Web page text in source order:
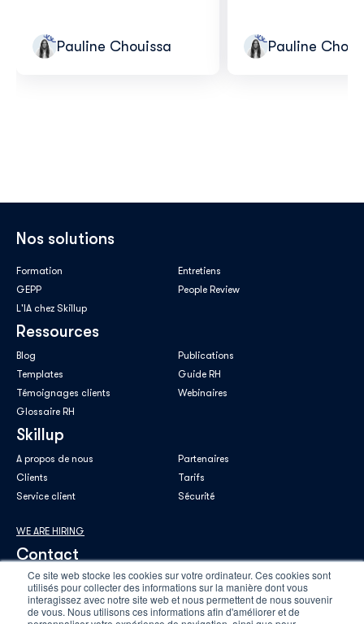
Ce site web stocke les cookies sur votre ordinateur. Ces cookies sont
utilisés pour collecter des informations sur la manière dont vous
interagissez avec notre site web et nous permettent de nous souvenir
de vous. Nous utilisons ces informations afin d'améliorer et de
Pauline Chouissa Pauline
Nos solutions
Formation
Entretiens
GEPP
People Review
L'IA chez Skillup
Ressources
Blog
Publications
Templates
Guide RH
Témoignages clients
Webinaires
Glossaire RH
Skillup
A propos de nous
Partenaires
Clients
Tarifs
Service client
Sécurité
WE ARE HIRING
Contact